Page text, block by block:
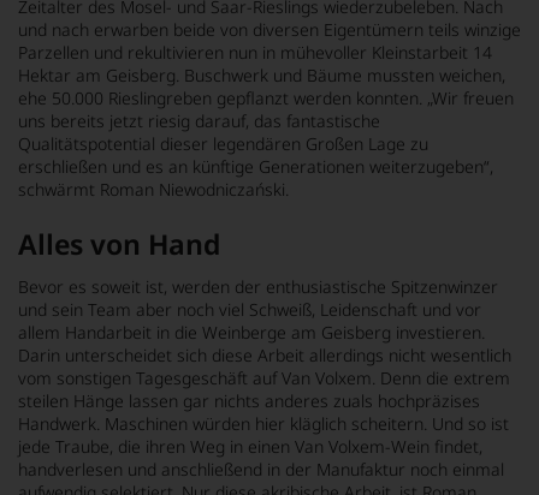
Zeitalter des Mosel- und Saar-Rieslings wiederzubeleben. Nach
und nach erwarben beide von diversen Eigentümern teils winzige
Parzellen und rekultivieren nun in mühevoller Kleinstarbeit 14
Hektar am Geisberg. Buschwerk und Bäume mussten weichen,
ehe 50.000 Rieslingreben gepflanzt werden konnten. „Wir freuen
uns bereits jetzt riesig darauf, das fantastische
Qualitätspotential dieser legendären Großen Lage zu
erschließen und es an künftige Generationen weiterzugeben“,
schwärmt Roman Niewodniczański.
Alles von Hand
Bevor es soweit ist, werden der enthusiastische Spitzenwinzer
und sein Team aber noch viel Schweiß, Leidenschaft und vor
allem Handarbeit in die Weinberge am Geisberg investieren.
Darin unterscheidet sich diese Arbeit allerdings nicht wesentlich
vom sonstigen Tagesgeschäft auf Van Volxem. Denn die extrem
steilen Hänge lassen gar nichts anderes zuals hochpräzises
Handwerk. Maschinen würden hier kläglich scheitern. Und so ist
jede Traube, die ihren Weg in einen Van Volxem-Wein findet,
handverlesen und anschließend in der Manufaktur noch einmal